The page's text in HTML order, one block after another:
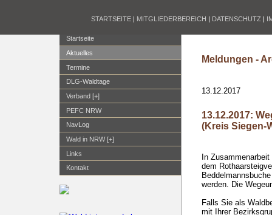
STARTSEITE | MITGLIEDERBEREICH | DATENSCHUTZ |
Startseite
Aktuelles
Termine
DLG-Waldtage
Verband [+]
PEFC NRW
NavLog
Wald in NRW [+]
Links
Kontakt
Meldungen -
13.12.2017
13.12.2017:
(Kreis Siegen-
In
dem
werden. Die
Falls Sie als
mit Ihrer